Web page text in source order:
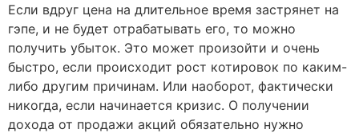
Если вдруг цена на длительное время застрянет на
гэпе, и не будет отрабатывать его, то можно
получить убыток. Это может произойти и очень
быстро, если происходит рост котировок по каким-
либо другим причинам. Или наоборот, фактически
никогда, если начинается кризис. О получении
дохода от продажи акций обязательно нужно